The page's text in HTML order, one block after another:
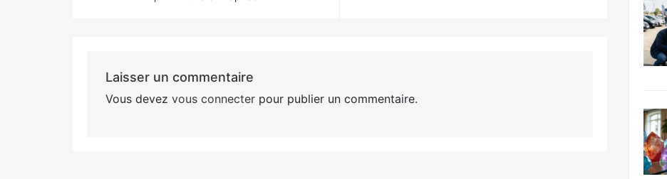
Laisser un commentaire
Vous devez vous connecterpour publier un commentaire.